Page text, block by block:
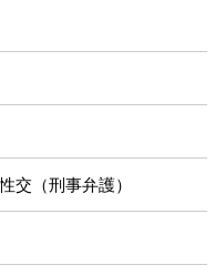
交（刑事弁護）